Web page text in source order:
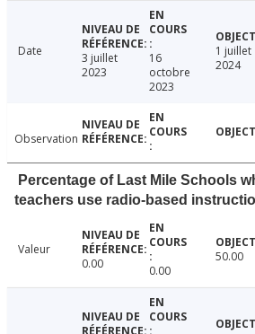
Date
3 juillet
2023
16
octobre
2023
1 juillet
2024
Observation
Percentage of Last Mile Schools
teachers use radio-based
Valeur
0.00
0.00
50.00